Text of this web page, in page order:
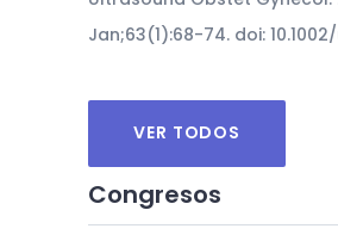
Jan;63(1):68-74. doi:
VER TODOS
Congresos